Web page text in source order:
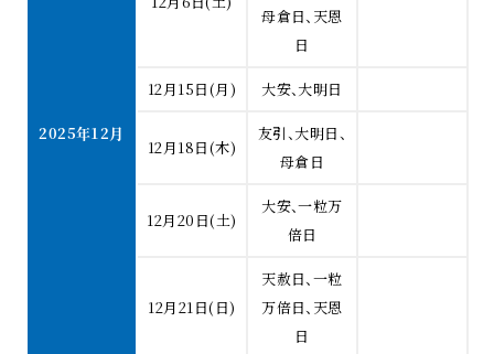
2025年12月
母倉日、天恩
日
12月15日(月) 大安、大明日
12月18日(木)
友引、大明日、
母倉日
12月20日(土)
大安、一粒万
倍日
12月21日(日)
天赦日、一粒
万倍日、天恩
日